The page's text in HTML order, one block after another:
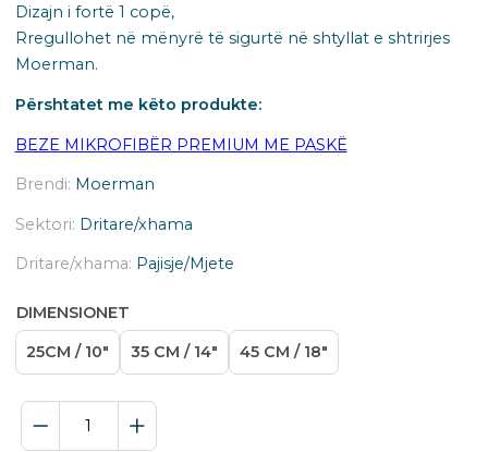
Dizajn i fortë 1 copë,
Rregullohet në mënyrë të sigurtë në shtyllat e shtrirjes
Moerman.
Përshtatet me këto produkte:
BEZE MIKROFIBËR PREMIUM ME PASKË
Brendi: Moerman
Sektori: Dritare/xhama
Dritare/xhama: Pajisje/Mjete
DIMENSIONET
25CM / 10"
35 CM / 14" 45 CM / 18"
T-